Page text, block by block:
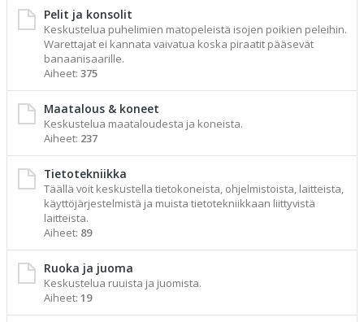
Pelit ja konsolit
Keskustelua puhelimien matopeleistä isojen poikien peleihin.
Warettajat ei kannata vaivatua koska piraatit pääsevät
banaanisaarille.
Aiheet: 375
Maatalous & koneet
Keskustelua maataloudesta ja koneista.
Aiheet: 237
Tietotekniikka
Täällä voit keskustella tietokoneista, ohjelmistoista, laitteista,
käyttöjärjestelmistä ja muista tietotekniikkaan liittyvistä
laitteista.
Aiheet: 89
Ruoka ja juoma
Keskustelua ruuista ja juomista.
Aiheet: 19